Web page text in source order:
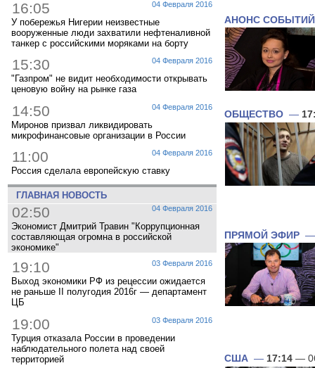
04 Февраля 2016
16:05
У побережья Нигерии неизвестные
вооруженные люди захватили нефтеналивной
танкер с российскими моряками на борту
04 Февраля 2016
15:30
"Газпром" не видит необходимости открывать
ценовую войну на рынке газа
04 Февраля 2016
14:50
Миронов призвал ликвидировать
микрофинансовые организации в России
04 Февраля 2016
11:00
Россия сделала европейскую ставку
ГЛАВНАЯ НОВОСТЬ
04 Февраля 2016
02:50
Экономист Дмитрий Травин "Коррупционная
составляющая огромна в российской
экономике"
03 Февраля 2016
19:10
Выход экономики РФ из рецессии ожидается
не раньше II полугодия 2016г — департамент
ЦБ
03 Февраля 2016
19:00
Турция отказала России в проведении
наблюдательного полета над своей
территорией
АНОНС СОБЫТИЙ
ОБЩЕСТВО —
ПРЯМОЙ ЭФИР
США — 17:14 —